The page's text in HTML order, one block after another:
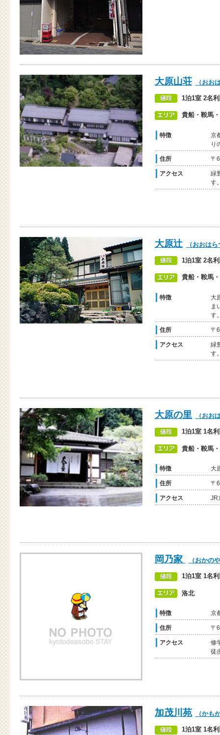
大原山荘 （おお
1泊1室 2名
貴船・鞍馬
特徴
京
り
住所 〒
アクセス
緑
す
大原辻 （おおは
1泊1室 2名
貴船・鞍馬
特徴
大
ま
す
住所 〒
アクセス
緑
す
大原の里 （おお
1泊1室 1名
貴船・鞍馬
特徴 大
住所 〒
アクセス JR
岡乃家 （おかの
1泊1室 1名
洛北
特徴 京
住所 〒
アクセス
修
徒
加茂川苑 （かも
1泊1室 1名